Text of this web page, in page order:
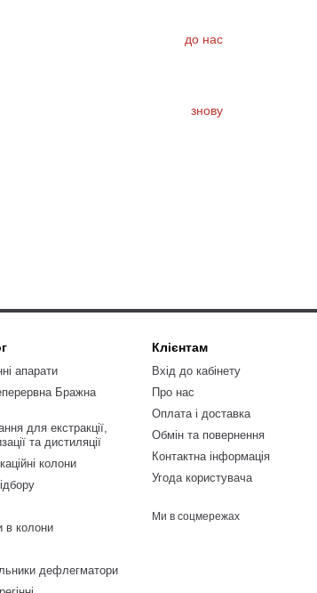
апарати
Бражна
для екстракції,
та дистиляції
колони
в колони
дефлегматори
Клієнтам
Вхід до кабінету
Про нас
Оплата і доставка
Обмін та повернення
Контактна інформація
Угода користувача
Ми в соцмережах